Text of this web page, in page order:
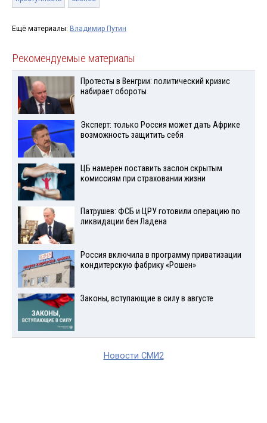
Ещё материалы: Владимир Путин
Рекомендуемые материалы
Протесты в Венгрии: политический кризис
набирает обороты
Эксперт: только Россия может дать Африке
возможность защитить себя
ЦБ намерен поставить заслон скрытым
комиссиям при страховании жизни
Патрушев: ФСБ и ЦРУ готовили операцию по
ликвидации бен Ладена
Россия включила в программу приватизации
кондитерскую фабрику «Рошен»
Законы, вступающие в силу в августе
Новости СМИ2